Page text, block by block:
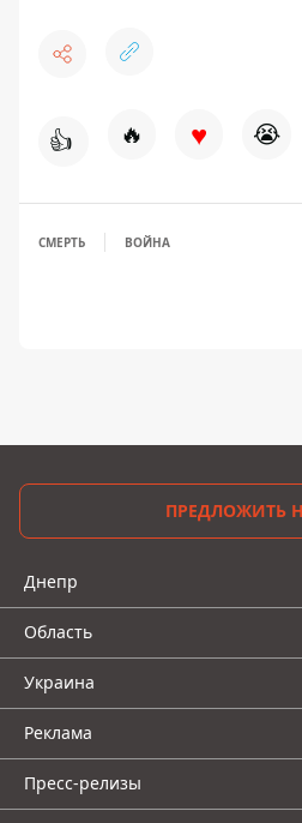
👍 🔥 ♥ 😭
СМЕРТЬ ВОЙНА
ПРЕДЛОЖИТЬ
Днепр
Область
Украина
Реклама
Пресс-релизы